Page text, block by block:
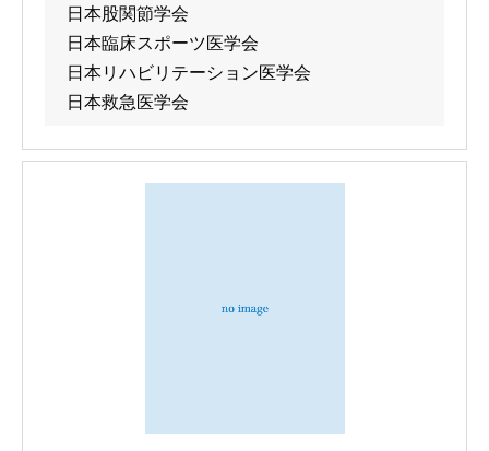
日本股関節学会
日本臨床スポーツ医学会
日本リハビリテーション医学会
日本救急医学会